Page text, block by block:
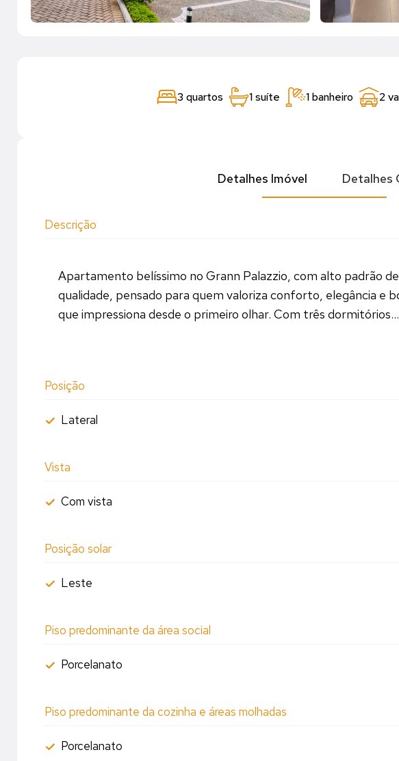
3 quartos 1 suíte 1 banheiro 2
Detalhes Imóvel Detalhes
Descrição
Apartamento belíssimo no Grann Palazzio, com alto padrão
qualidade, pensado para quem valoriza conforto, elegância e
que impressiona desde o primeiro olhar. Com três dormitórios...
Posição
Lateral
Vista
Com vista
Posição solar
Leste
Piso predominante da área social
Porcelanato
Piso predominante da cozinha e áreas molhadas
Porcelanato